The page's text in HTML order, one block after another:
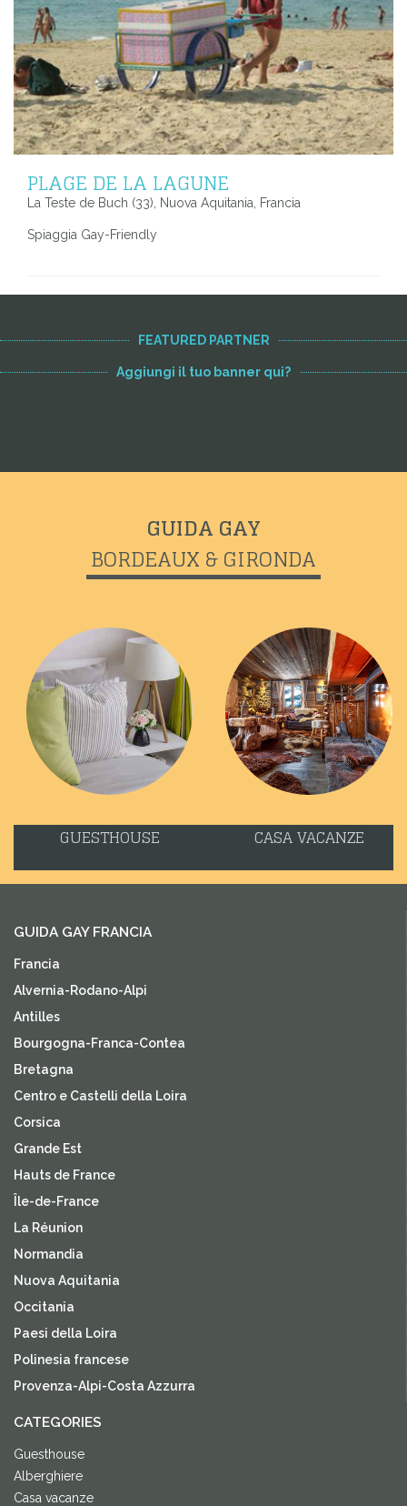
PLAGE DE LA LAGUNE
La Teste de Buch (33), Nuova Aquitania, Francia
Spiaggia Gay-Friendly
FEATURED PARTNER
Aggiungi il tuo banner qui?
GUIDA GAY
BORDEAUX & GIRONDA
GUESTHOUSE CASA VACANZE
GUIDA GAY FRANCIA
Francia
Alvernia-Rodano-Alpi
Antilles
Bourgogna-Franca-Contea
Bretagna
Centro e Castelli della Loira
Corsica
Grande Est
Hauts de France
Île-de-France
La Réunion
Normandia
Nuova Aquitania
Occitania
Paesi della Loira
Polinesia francese
Provenza-Alpi-Costa Azzurra
CATEGORIES
Guesthouse
Alberghiere
Casa vacanze